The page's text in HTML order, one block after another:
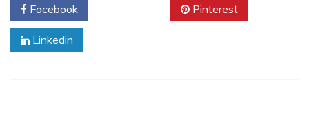
Facebook Pinterest
Linkedin